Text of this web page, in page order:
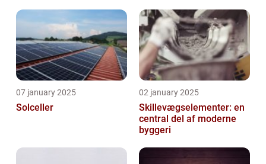
07 january 2025
Solceller
02 january 2025
Skillevægselementer: en
central del af moderne
byggeri